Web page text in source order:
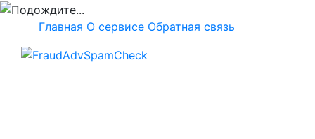
Главная О сервисе Обратная связь